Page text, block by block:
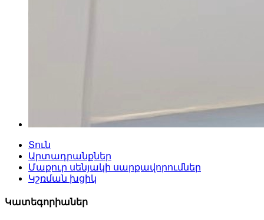
Տուն
Արտադրանքներ
Մաքուր սենյակի սարքավորումներ
Կշռման խցիկ
Կատեգորիաներ